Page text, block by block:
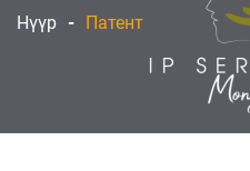
Нүүр Патент